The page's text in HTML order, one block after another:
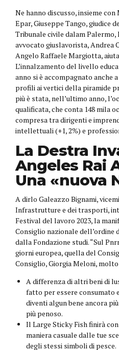
Ne hanno discusso, insieme
Epar, Giuseppe Tango, giudice
Tribunale civile dalam Palermo,
avvocato giuslavorista, Andrea
Angelo Raffaele Margiotta,
L’innalzamento del livello
anno si è accompagnato anche
profili ai vertici della piramide
più è stata, nell’ultimo anno,
qualificata, che conta 148 mila
compresa tra dirigenti e
intellettuali (+1, 2%) e
La Destra
Angeles Rai
Una «nuova
A dirlo Galeazzo Bignami,
Infrastrutture e dei trasporti,
Festival del lavoro 2023, la
Consiglio nazionale dell’ordine
dalla Fondazione studi. “Sul
giorni europea, quella del
Consiglio, Giorgia Meloni,
A differenza di altri beni di
fatto per essere consumato
diventi algun bene ancora
più penoso.
Il Large Sticky Fish finirà
maniera casuale dalle tue
degli stessi simboli di pesce.